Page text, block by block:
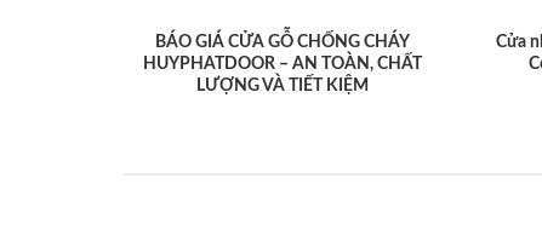
BÁO GIÁ CỬA GỖ CHỐNG CHÁY
HUYPHATDOOR – AN TOÀN, CHẤT
LƯỢNG VÀ TIẾT KIỆM
Cửa